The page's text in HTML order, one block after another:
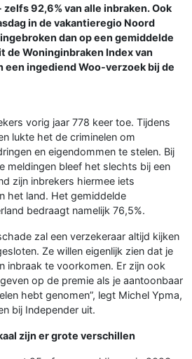
92,6% van alle inbraken. Ook
in de vakantieregio Noord
dan op een gemiddelde
de Woninginbraken Index van
een ingediend Woo-verzoek bij de
vorig jaar 778 keer toe. Tijdens
lukte het de criminelen om
en eigendommen te stelen. Bij
meldingen bleef het slechts bij een
zijn inbrekers hiermee iets
het land. Het gemiddelde
bedraagt namelijk 76,5%.
zal een verzekeraar altijd kijken
Ze willen eigenlijk zien dat je
inbraak te voorkomen. Er zijn ook
op de premie als je aantoonbaar
hebt genomen”, legt Michel Ypma,
bij Independer uit.
zijn er grote verschillen